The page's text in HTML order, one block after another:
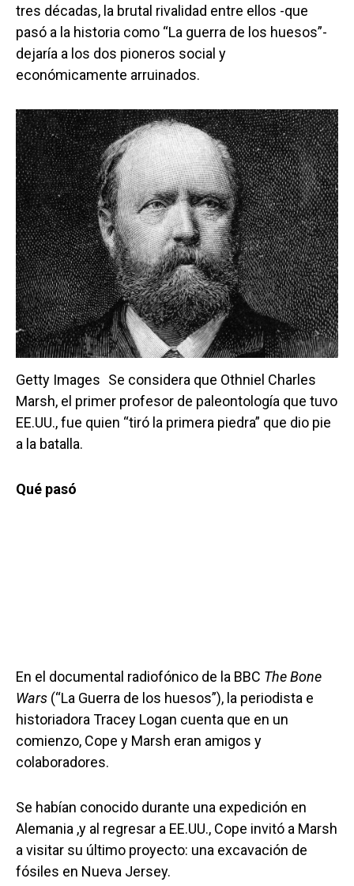
tres décadas, la brutal rivalidad entre ellos -que
pasó a la historia como “La guerra de los huesos”-
dejaría a los dos pioneros social y
económicamente arruinados.
Getty Images Se considera que Othniel Charles
Marsh, el primer profesor de paleontología que tuvo
EE.UU., fue quien “tiró la primera piedra” que dio pie
a la batalla.
Qué pasó
En el documental radiofónico de la BBC The Bone
Wars (“La Guerra de los huesos”), la periodista e
historiadora Tracey Logan cuenta que en un
comienzo, Cope y Marsh eran amigos y
colaboradores.
Se habían conocido durante una expedición en
Alemania ,y al regresar a EE.UU., Cope invitó a Marsh
a visitar su último proyecto: una excavación de
fósiles en Nueva Jersey.